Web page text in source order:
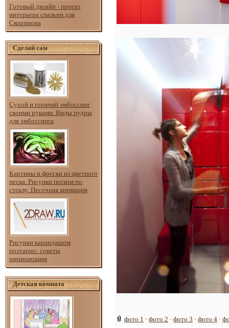
Готовый дизайн - проект
интерьера спальни для
Скорпиона
Сделай сам
Сухой и горячий эмбоссинг
своими руками. Виды пудры
для эмбоссинга
Картины и фрески из цветного
песка. Рисунки песком по
стеклу. Песочная анимация
Рисунки карандашом
поэтапно: советы
начинающим
Детская комната
фото 1 · фото 2 · фото 3 · фото 4 ·